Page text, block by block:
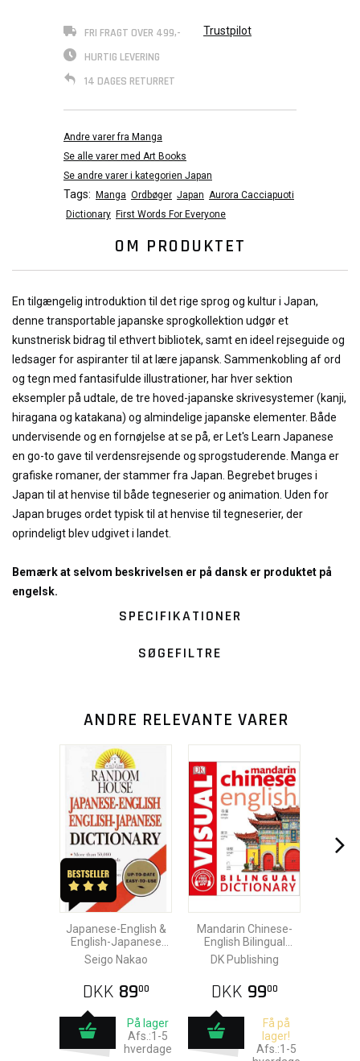
FRI FRAGT OVER 499,-
HURTIG LEVERING
14 DAGES RETURRET
Trustpilot
Andre varer fra Manga
Se alle varer med Art Books
Se andre varer i kategorien Japan
Tags: Manga Ordbøger Japan Aurora Cacciapuoti
Dictionary First Words For Everyone
OM PRODUKTET
En tilgængelig introduktion til det rige sprog og kultur i Japan,
denne transportable japanske sprogkollektion udgør et
kunstnerisk bidrag til ethvert bibliotek, samt en ideel rejseguide og
ledsager for aspiranter til at lære japansk. Sammenkobling af ord
og tegn med fantasifulde illustrationer, har hver sektion
eksempler på udtale, de tre hoved-japanske skrivesystemer (kanji,
hiragana og katakana) og almindelige japanske elementer. Både
undervisende og en fornøjelse at se på, er Let's Learn Japanese
en go-to gave til verdensrejsende og sprogstuderende. Manga er
grafiske romaner, der stammer fra Japan. Begrebet bruges i
Japan til at henvise til både tegneserier og animation. Uden for
Japan bruges ordet typisk til at henvise til tegneserier, der
oprindeligt blev udgivet i landet.
Bemærk at selvom beskrivelsen er på dansk er produktet på
engelsk.
SPECIFIKATIONER
SØGEFILTRE
ANDRE RELEVANTE VARER
Japanese-English &
English-Japanese
Dictionary
Seigo Nakao
DKK 8900
På lager
Afs.:1-5
hverdage
Mandarin Chinese-
English Bilingual
Visual Dictionary
DK Publishing
DKK 9900
Få på
lager!
Afs.:1-5